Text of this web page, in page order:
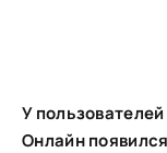
У
Онлайн